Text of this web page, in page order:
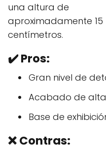
una altura de
aproximadamente 15
centímetros.
✔️Pros:
Gran nivel de
Acabado de
Base de
❌ Contras: